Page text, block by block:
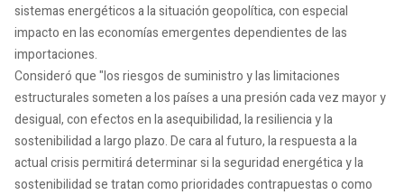
sistemas energéticos a la situación geopolítica, con especial
impacto en las economías emergentes dependientes de las
importaciones.
Consideró que "los riesgos de suministro y las limitaciones
estructurales someten a los países a una presión cada vez mayor y
desigual, con efectos en la asequibilidad, la resiliencia y la
sostenibilidad a largo plazo. De cara al futuro, la respuesta a la
actual crisis permitirá determinar si la seguridad energética y la
sostenibilidad se tratan como prioridades contrapuestas o como